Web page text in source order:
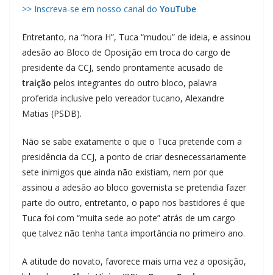
>> Inscreva-se em nosso canal do YouTube
Entretanto, na “hora H”, Tuca “mudou” de ideia, e assinou
adesão ao Bloco de Oposição em troca do cargo de
presidente da CCJ, sendo prontamente acusado de
traição pelos integrantes do outro bloco, palavra
proferida inclusive pelo vereador tucano, Alexandre
Matias (PSDB).
Não se sabe exatamente o que o Tuca pretende com a
presidência da CCJ, a ponto de criar desnecessariamente
sete inimigos que ainda não existiam, nem por que
assinou a adesão ao bloco governista se pretendia fazer
parte do outro, entretanto, o papo nos bastidores é que
Tuca foi com “muita sede ao pote” atrás de um cargo
que talvez não tenha tanta importância no primeiro ano.
A atitude do novato, favorece mais uma vez a oposição,